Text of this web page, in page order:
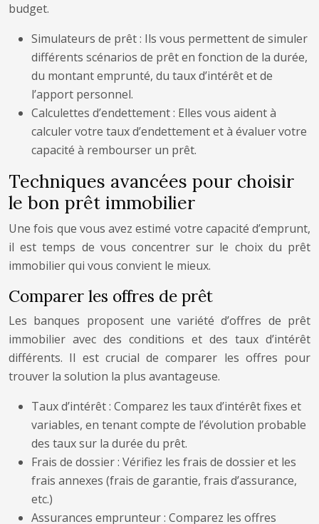
budget.
Simulateurs de prêt : Ils vous permettent de simuler
différents scénarios de prêt en fonction de la durée,
du montant emprunté, du taux d’intérêt et de
l’apport personnel.
Calculettes d’endettement : Elles vous aident à
calculer votre taux d’endettement et à évaluer votre
capacité à rembourser un prêt.
Techniques avancées pour choisir
le bon prêt immobilier
Une fois que vous avez estimé votre capacité d’emprunt,
il est temps de vous concentrer sur le choix du prêt
immobilier qui vous convient le mieux.
Comparer les offres de prêt
Les banques proposent une variété d’offres de prêt
immobilier avec des conditions et des taux d’intérêt
différents. Il est crucial de comparer les offres pour
trouver la solution la plus avantageuse.
Taux d’intérêt : Comparez les taux d’intérêt fixes et
variables, en tenant compte de l’évolution probable
des taux sur la durée du prêt.
Frais de dossier : Vérifiez les frais de dossier et les
frais annexes (frais de garantie, frais d’assurance,
etc.)
Assurances emprunteur : Comparez les offres